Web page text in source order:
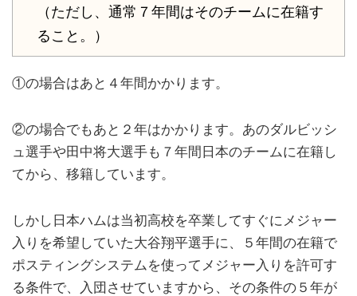
（ただし、通常７年間はそのチームに在籍す
ること。）
①の場合はあと４年間かかります。
②の場合でもあと２年はかかります。あのダルビッシ
ュ選手や田中将大選手も７年間日本のチームに在籍し
てから、移籍しています。
しかし日本ハムは当初高校を卒業してすぐにメジャー
入りを希望していた大谷翔平選手に、５年間の在籍で
ポスティングシステムを使ってメジャー入りを許可す
る条件で、入団させていますから、その条件の５年が